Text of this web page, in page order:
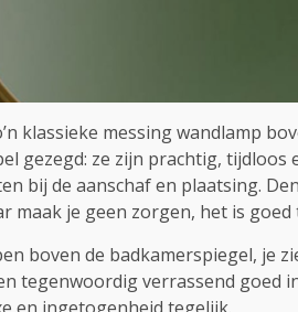
klassieke messing wandlamp
gezegd: ze zijn prachtig,
bij de aanschaf en plaatsing.
maak je geen zorgen, het is goed
boven de badkamerspiegel, je
tegenwoordig verrassend goed